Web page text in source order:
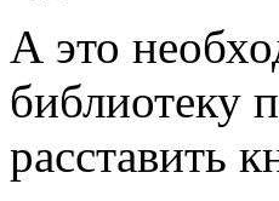
А это
библиотеку
расставить